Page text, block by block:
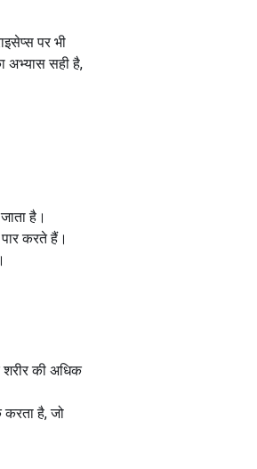
पर भी
अभ्यास सही है,
है।
करते हैं।
की अधिक
है, जो